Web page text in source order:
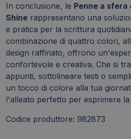
In conclusione, le Penne a
Shine rappresentano una
e pratica per la scrittura
combinazione di quattro colori,
design raffinato, offrono
confortevole e creativa. Che si
appunti, sottolineare testi o
un tocco di colore alla tua
l'alleato perfetto per esprimere
Codice produttore: 982873